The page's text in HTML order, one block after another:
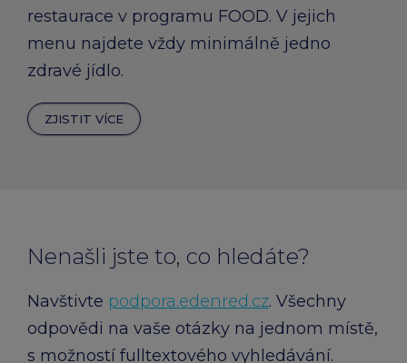
restaurace v programu FOOD. V jejich
menu najdete vždy minimálně jedno
zdravé jídlo.
ZJISTIT VÍCE
Nenašli jste to, co hledáte?
Navštivte podpora.edenred.cz. Všechny
odpovědi na vaše otázky na jednom místě,
s možností fulltextového vyhledávání.